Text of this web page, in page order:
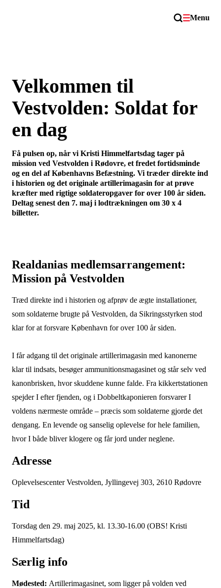
Menu
Velkommen til
Vestvolden: Soldat for
en dag
Få pulsen op, når vi Kristi Himmelfartsdag tager på
mission ved Vestvolden i Rødovre, et fredet fortidsminde
og en del af Københavns Befæstning. Vi træder direkte ind
i historien og det originale artillerimagasin for at prøve
kræfter med rigtige soldateropgaver for over 100 år siden.
Deltag senest den 7. maj i lodtrækningen om 30 x 4
billetter.
Realdanias medlemsarrangement:
Mission på Vestvolden
Træd direkte ind i historien og afprøv de ægte installationer,
som soldaterne brugte på Vestvolden, da Sikringsstyrken stod
klar for at forsvare København for over 100 år siden.
I får adgang til det originale artillerimagasin med kanonerne
klar til indsats, besøger ammunitionsmagasinet og står selv ved
kanonbrisken, hvor skuddene kunne falde. Fra kikkertstationen
spejder I efter fjenden, og i Dobbeltkaponieren forsvarer I
voldens nærmeste område – præcis som soldaterne gjorde det
dengang. En levende og sanselig oplevelse for hele familien,
hvor I både bliver klogere og får jord under neglene.
Adresse
Oplevelsescenter Vestvolden, Jyllingevej 303, 2610 Rødovre
Tid
Torsdag den 29. maj 2025, kl. 13.30-16.00 (OBS! Kristi
Himmelfartsdag)
Særlig info
Mødested: Artillerimagasinet, som ligger på volden ved